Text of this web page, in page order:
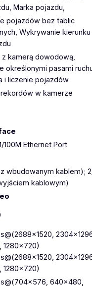
Marka pojazdu,
pojazdów bez tablic
Wykrywanie kierunku
z kamerą dowodową,
określonymi pasami
i liczenie pojazdów
w kamerze
100M Ethernet Port
z wbudowanym kablem);
kablowym)
1280×720)
1280×720)
640×480,